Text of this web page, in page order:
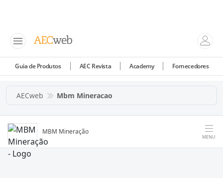
Guia de Produtos AEC Revista Academy Fornecedores
AECweb Mbm Mineracao
MBM Mineração
MENU